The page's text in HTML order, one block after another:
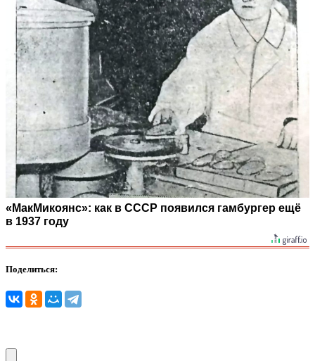
«МакМикоянс»: как в СССР появился гамбургер ещё
в 1937 году
Поделиться: